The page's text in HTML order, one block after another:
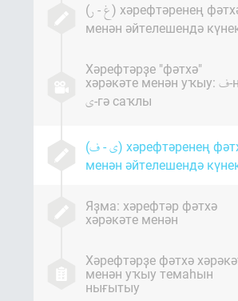
( -
) хәрефтәренең
менән әйтелешендә
Хәрефтәрҙе "фәтхә"
хәрәкәте менән уҡыу:
-
-гә саҡлы
( -
) хәрефтәренең
менән әйтелешендә
Яҙма: хәрефтәр фәтхә
хәрәкәте менән
Хәрефтәрҙе фәтхә
менән уҡыу темаһын
нығытыу